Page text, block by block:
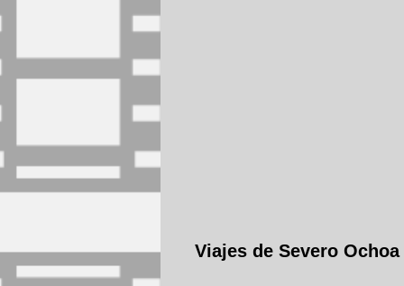
Viajes de Severo Ochoa